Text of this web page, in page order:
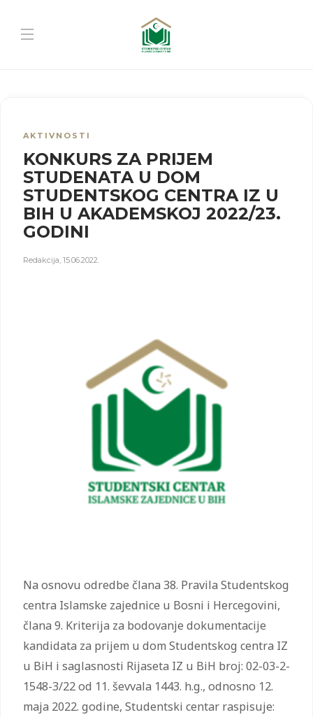
AKTIVNOSTI
KONKURS ZA PRIJEM
STUDENATA U DOM
STUDENTSKOG CENTRA IZ U
BIH U AKADEMSKOJ 2022/23.
GODINI
Redakcija, 15.06.2022.
Na osnovu odredbe člana 38. Pravila Studentskog
centra Islamske zajednice u Bosni i Hercegovini,
člana 9. Kriterija za bodovanje dokumentacije
kandidata za prijem u dom Studentskog centra IZ
u BiH i saglasnosti Rijaseta IZ u BiH broj: 02-03-2-
1548-3/22 od 11. ševvala 1443. h.g., odnosno 12.
maja 2022. godine, Studentski centar raspisuje: